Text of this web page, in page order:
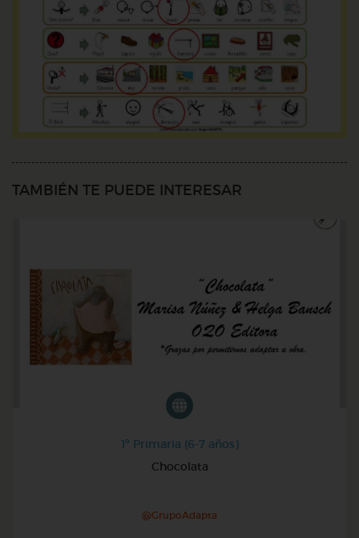
TAMBIÉN TE PUEDE INTERESAR
1º Primaria (6-7 años)
Chocolata
@GrupoAdapta